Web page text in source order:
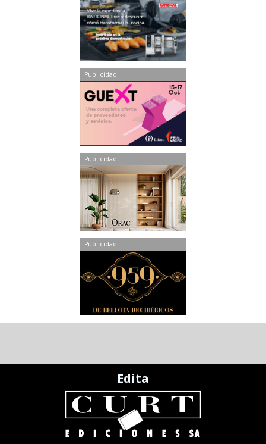
Publicidad
Publicidad
Publicidad
Edita